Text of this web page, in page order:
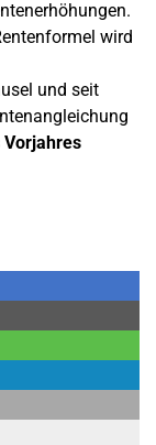
wird
und seit